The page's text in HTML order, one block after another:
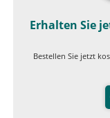
Erhalten Sie
Bestellen Sie jetzt